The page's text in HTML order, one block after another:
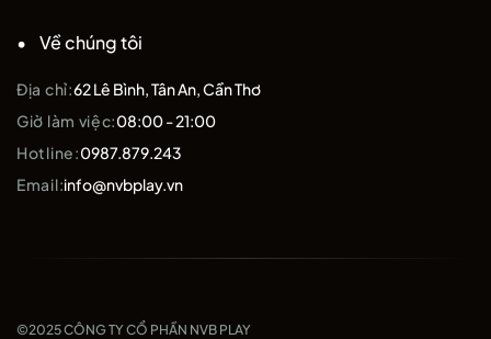
Về chúng tôi
Địa chỉ:62 Lê Bình, Tân An, Cần Thơ
Giờ làm việc:08:00 - 21:00
Hotline:0987.879.243
Email:info@nvbplay.vn
©2025 CÔNG TY CỔ PHẦN NVB PLAY